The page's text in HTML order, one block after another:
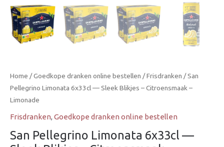
Home /Goedkope dranken online bestellen /Frisdranken / San
Pellegrino Limonata 6x33cl — Sleek Blikjes – Citroensmaak –
Limonade
Frisdranken, Goedkope dranken online bestellen
San Pellegrino Limonata 6x33cl —